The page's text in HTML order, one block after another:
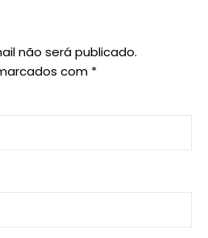
não será publicado.
com *